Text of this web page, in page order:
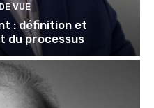
VUE
: définition et
du processus